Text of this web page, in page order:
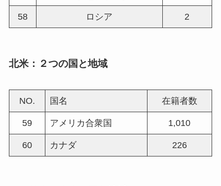
58 ロシア 2
北米：２つの国と地域
NO. 国名 在籍者数
59 アメリカ合衆国 1,010
60 カナダ 226